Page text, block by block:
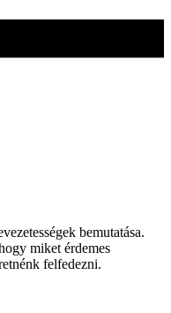
bemutatása.
miket érdemes
felfedezni.